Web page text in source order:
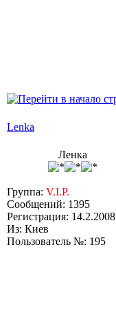
Lenka
Ленка
Группа: V.I.P.
Сообщений: 1395
Регистрация: 14.2.2008
Из: Киев
Пользователь №: 195